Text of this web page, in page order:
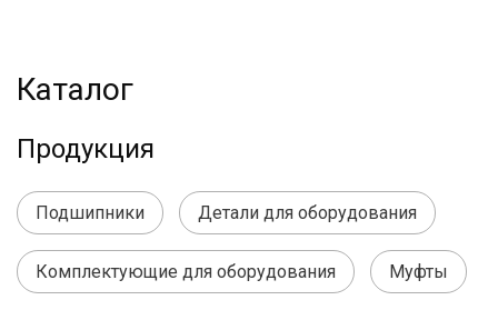
Каталог
Продукция
Подшипники Детали для оборудования
Комплектующие для оборудования Муфты